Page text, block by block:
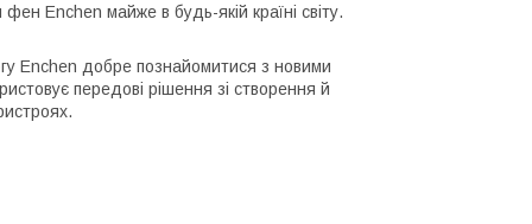
Enchen майже в будь-якій країні світу.
Enchen добре познайомитися з новими
передові рішення зі створення й